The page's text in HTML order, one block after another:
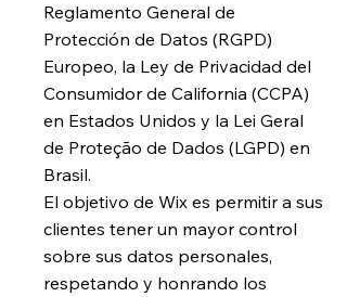
Reglamento General de
Protección de Datos (RGPD)
Europeo, la Ley de Privacidad del
Consumidor de California (CCPA)
en Estados Unidos y la Lei Geral
de Proteção de Dados (LGPD) en
Brasil.
El objetivo de Wix es permitir a sus
clientes tener un mayor control
sobre sus datos personales,
respetando y honrando los